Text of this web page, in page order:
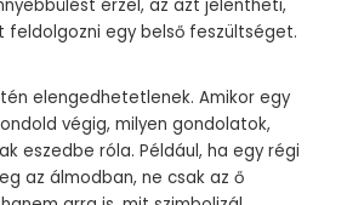
érzel, az azt jelentheti,
egy belső feszültséget.
elengedhetetlenek. Amikor egy
végig, milyen gondolatok,
eszedbe róla. Például, ha egy régi
az álmodban, ne csak az ő